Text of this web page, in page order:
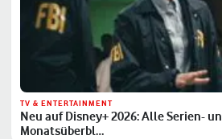
TV & ENTERTAINMENT
Neu auf Disney+ 2026: Alle Serien-
Monatsüberbl…